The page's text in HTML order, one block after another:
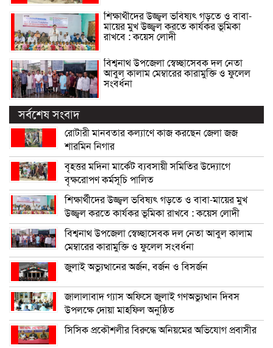
শিক্ষার্থীদের উজ্জ্বল ভবিষ্যৎ গড়তে ও বাবা-
মায়ের মুখ উজ্জ্বল করতে কার্যকর ভূমিকা
রাখবে : কয়েস লোদী
বিশ্বনাথ উপজেলা স্বেচ্ছাসেবক দল নেতা
আবুল কালাম মেম্বারের কারামুক্তি ও ফুলেল
সংবর্ধনা
সর্বশেষ সংবাদ
রোটারী মানবতার কল্যাণে কাজ করছেন জেলা জজ
শারমিন নিগার
বৃহত্তর মদিনা মার্কেট ব্যবসায়ী সমিতির উদ্যোগে
বৃক্ষরোপণ কর্মসূচি পালিত
শিক্ষার্থীদের উজ্জ্বল ভবিষ্যৎ গড়তে ও বাবা-মায়ের মুখ
উজ্জ্বল করতে কার্যকর ভূমিকা রাখবে : কয়েস লোদী
বিশ্বনাথ উপজেলা স্বেচ্ছাসেবক দল নেতা আবুল কালাম
মেম্বারের কারামুক্তি ও ফুলেল সংবর্ধনা
জুলাই অভ্যুত্থানের অর্জন, বর্জন ও বিসর্জন
জালালাবাদ গ্যাস অফিসে জুলাই গণঅভ্যুত্থান দিবস
উপলক্ষে দোয়া মাহফিল অনুষ্ঠিত
সিসিক প্রকৌশলীর বিরুদ্ধে অনিয়মের অভিযোগ প্রবাসীর